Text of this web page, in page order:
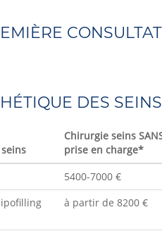
DES SEINS
Chirurgie seins
prise en charge*
5400-7000 €
à partir de 8200 €